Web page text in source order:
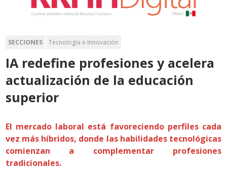
SECCIONES Tecnología e Innovación
IA redefine profesiones y acelera
actualización de la educación
superior
El mercado laboral está favoreciendo perfiles cada
vez más híbridos, donde las habilidades tecnológicas
comienzan a complementar profesiones
tradicionales.